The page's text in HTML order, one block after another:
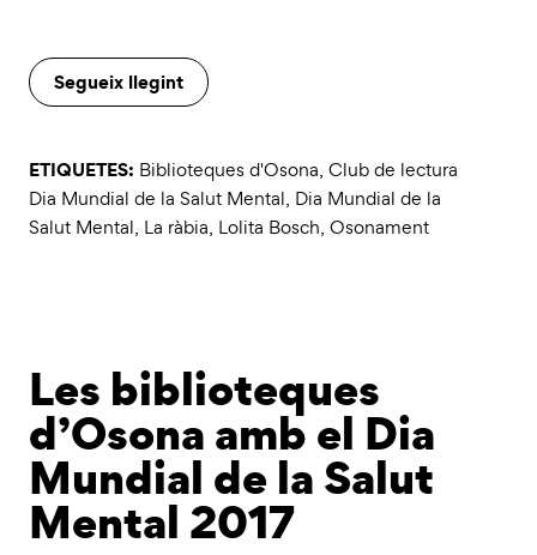
Segueix llegint
ETIQUETES: Biblioteques d'Osona, Club de lectura
Dia Mundial de la Salut Mental, Dia Mundial de la
Salut Mental, La ràbia, Lolita Bosch, Osonament
Les biblioteques
d’Osona amb el Dia
Mundial de la Salut
Mental 2017